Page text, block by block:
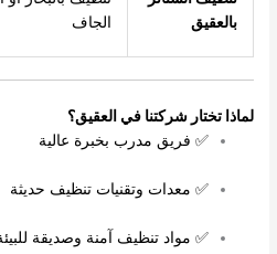
بالعقيق
الجاف
لماذا تختار شركتنا في العقيق؟
✅ فريق مدرب بخبرة عالية
✅ معدات وتقنيات تنظيف حديثة
✅ مواد تنظيف آمنة وصديقة